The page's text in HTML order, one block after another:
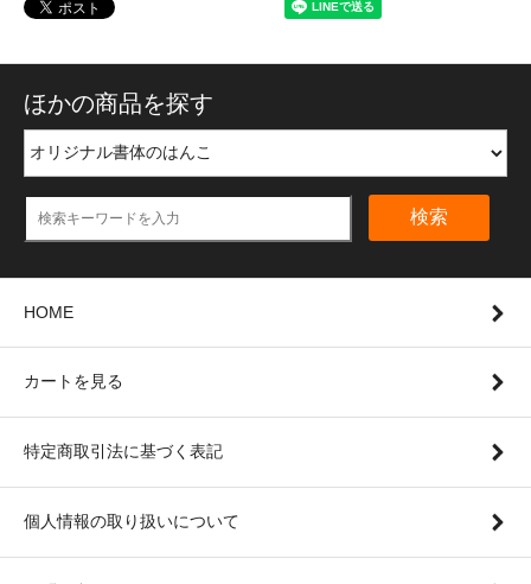
ほかの商品を探す
検索
HOME
カートを見る
特定商取引法に基づく表記
個人情報の取り扱いについて